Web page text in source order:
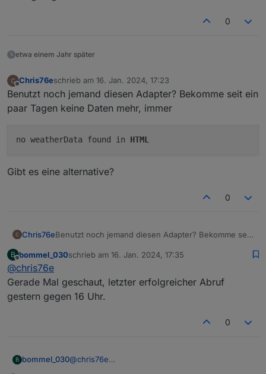
0
etwa einem Jahr später
Offline
Chris76eschrieb am 16. Jan. 2024, 17:23
zuletzt editiert von
Benutzt noch jemand diesen Adapter? Bekomme seit ein
paar Tagen keine Daten mehr, immer
no weatherData found in HTML
Gibt es eine alternative?
0
Chris76eBenutzt noch jemand diesen Adapter? Bekomme seit
Gibt es eine alternative?
B
Offline
bommel_030schrieb am 16. Jan. 2024, 17:35
zuletzt editiert von
@chris76e
Gerade Mal geschaut, letzter erfolgreicher Abruf
gestern gegen 16 Uhr.
0
B bommel_030@chris76e